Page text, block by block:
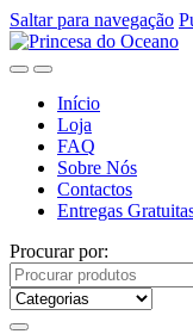
Saltar para navegação
Início
Loja
FAQ
Sobre Nós
Contactos
Entregas
Procurar por: